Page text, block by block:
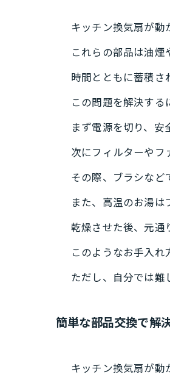
キッチン換気扇が動
これらの部品は油煙
時間とともに蓄積さ
この問題を解決する
まず電源を切り、安
次にフィルターやフ
その際、ブラシなど
また、高温のお湯は
乾燥させた後、元通
このようなお手入
ただし、自分では難
簡単な部品交換で解
キッチン換気扇が動